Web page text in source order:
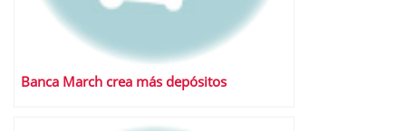
Banca March crea más depósitos